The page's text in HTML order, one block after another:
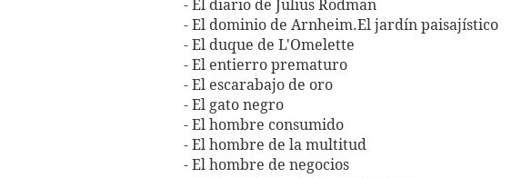
- El diario de Julius Rodman
- El dominio de Arnheim.El jardín paisajístico
- El duque de L'Omelette
- El entierro prematuro
- El escarabajo de oro
- El gato negro
- El hombre consumido
- El hombre de la multitud
- El hombre de negocios